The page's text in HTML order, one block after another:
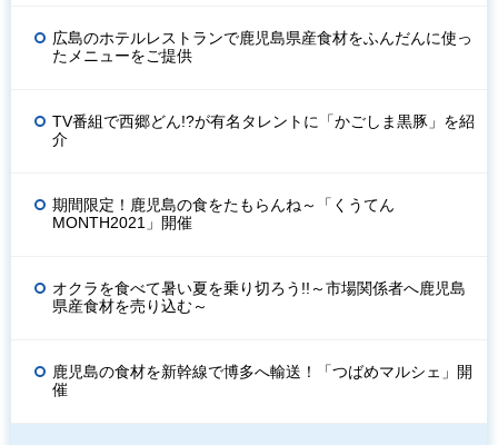
広島のホテルレストランで鹿児島県産食材をふんだんに使っ
たメニューをご提供
TV番組で西郷どん!?が有名タレントに「かごしま黒豚」を紹
介
期間限定！鹿児島の食をたもらんね～「くうてん
MONTH2021」開催
オクラを食べて暑い夏を乗り切ろう!!～市場関係者へ鹿児島
県産食材を売り込む～
鹿児島の食材を新幹線で博多へ輸送！「つばめマルシェ」開
催